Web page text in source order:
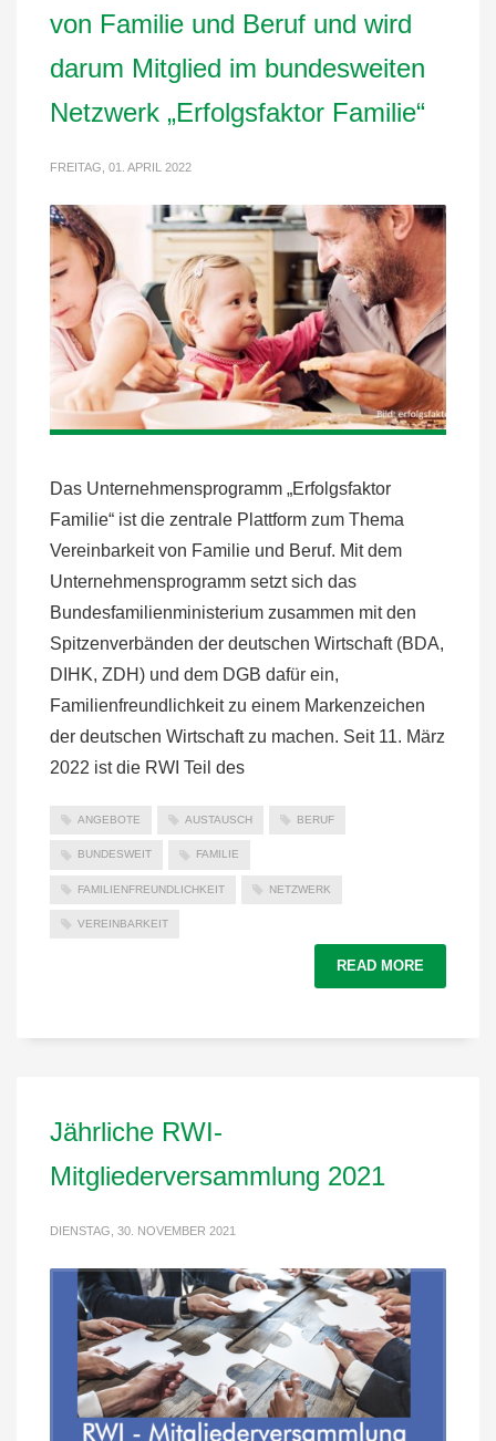
von Familie und Beruf und wird
darum Mitglied im bundesweiten
Netzwerk „Erfolgsfaktor Familie“
FREITAG, 01. APRIL 2022
Das Unternehmensprogramm „Erfolgsfaktor
Familie“ ist die zentrale Plattform zum Thema
Vereinbarkeit von Familie und Beruf. Mit dem
Unternehmensprogramm setzt sich das
Bundesfamilienministerium zusammen mit den
Spitzenverbänden der deutschen Wirtschaft (BDA,
DIHK, ZDH) und dem DGB dafür ein,
Familienfreundlichkeit zu einem Markenzeichen
der deutschen Wirtschaft zu machen. Seit 11. März
2022 ist die RWI Teil des
ANGEBOTE AUSTAUSCH BERUF
BUNDESWEIT FAMILIE
FAMILIENFREUNDLICHKEIT NETZWERK
VEREINBARKEIT
READ MORE
Jährliche RWI-
Mitgliederversammlung 2021
DIENSTAG, 30. NOVEMBER 2021